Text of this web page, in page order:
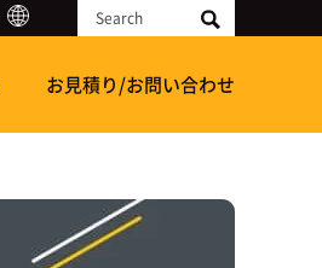
Search
お見積り/お問い合わせ